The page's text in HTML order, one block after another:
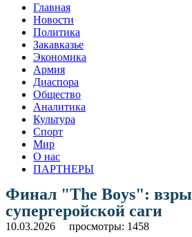
Главная
Новости
Политика
Закавказье
Экономика
Армия
Диаспора
Общество
Аналитика
Культура
Спорт
Мир
О нас
ПАРТНЕРЫ
Финал "The Boys":
супергеройской саги
10.03.2026 просмотры: 1458